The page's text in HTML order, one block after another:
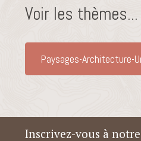
Voir les thèmes...
Paysages-Architecture-
Inscrivez-vous à